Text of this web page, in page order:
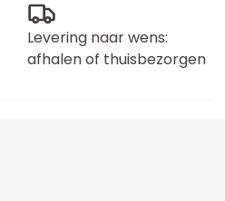
Levering naar wens:
afhalen of thuisbezorgen